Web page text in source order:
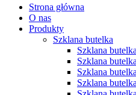
Strona główna
O nas
Produkty
Szklana butelka
Szklana
Szklana
Szklana
Szklana